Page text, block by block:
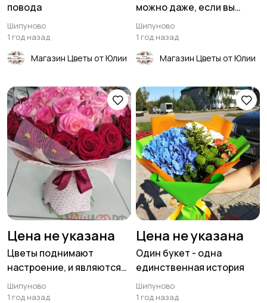
повода
Шипуново
1 год назад
Магазин Цветы от Юлии
можно даже, если вы
находитесь на
расстоянии
Шипуново
1 год назад
Магазин Цветы от Юлии
Цена не указана
Цветы поднимают
настроение, и являются
одним из элементов
счастья
Шипуново
1 год назад
Цена не указана
Один букет - одна
единственная история
Шипуново
1 год назад